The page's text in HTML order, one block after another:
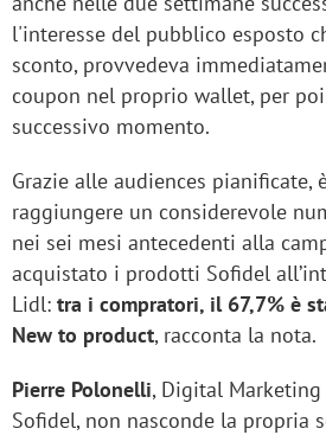
l'interesse del pubblico esposto
sconto, provvedeva
coupon nel proprio wallet, per
successivo momento.
Grazie alle audiences
raggiungere un considerevole
nei sei mesi antecedenti alla
acquistato i prodotti Sofidel
Lidl: tra i compratori, il 67,7% è
New to product, racconta la nota.
Pierre Polonelli, Digital
Sofidel, non nasconde la propria